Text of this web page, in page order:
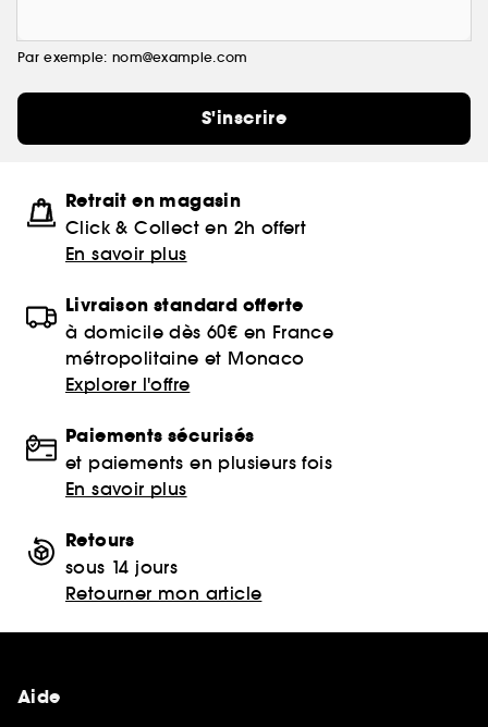
Par exemple: nom@example.com
S'inscrire
Retrait en magasin
Click & Collect en 2h offert
En savoir plus
Livraison standard offerte
à domicile dès 60€ en France
métropolitaine et Monaco
Explorer l'offre
Paiements sécurisés
et paiements en plusieurs fois
En savoir plus
Retours
sous 14 jours
Retourner mon article
Aide